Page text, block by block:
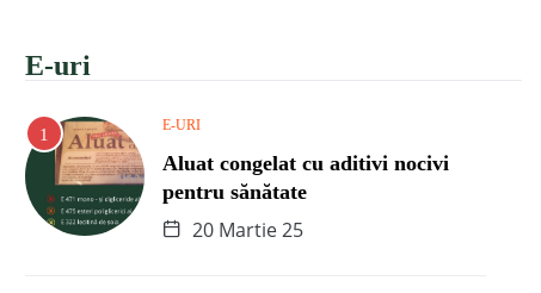
E-uri
E-URI
Aluat congelat cu aditivi nocivi
pentru sănătate
20 Martie 25